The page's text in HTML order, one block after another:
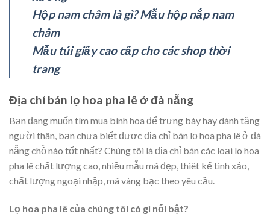
Hộp nam châm là gì? Mẫu hộp nắp nam
châm
Mẫu túi giấy cao cấp cho các shop thời
trang
Địa chỉ bán lọ hoa pha lê ở đà nẵng
Bạn đang muốn tìm mua bình hoa để trưng bày hay dành tặng
người thân, bạn chưa biết được địa chỉ bán lọ hoa pha lê ở đà
nẵng chỗ nào tốt nhất? Chúng tôi là địa chỉ bán các loại lo hoa
pha lê chất lượng cao, nhiều mẫu mã đẹp, thiêt kế tinh xảo,
chất lượng ngoại nhập, mã vàng bạc theo yêu cầu.
Lọ hoa pha lê của chúng tôi có gì nổi bật?